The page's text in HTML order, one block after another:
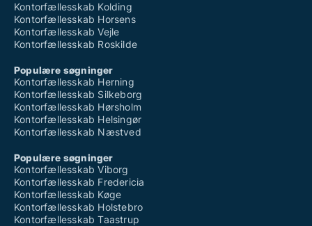
Kontorfællesskab Kolding
Kontorfællesskab Horsens
Kontorfællesskab Vejle
Kontorfællesskab Roskilde
Populære søgninger
Kontorfællesskab Herning
Kontorfællesskab Silkeborg
Kontorfællesskab Hørsholm
Kontorfællesskab Helsingør
Kontorfællesskab Næstved
Populære søgninger
Kontorfællesskab Viborg
Kontorfællesskab Fredericia
Kontorfællesskab Køge
Kontorfællesskab Holstebro
Kontorfællesskab Taastrup